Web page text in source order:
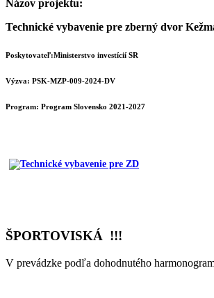
Názov projektu:
Technické vybavenie pre zberný dvor
Poskytovateľ:Ministerstvo investícií SR
Výzva: PSK-MZP-009-2024-DV
Program: Program Slovensko 2021-2027
ŠPORTOVISKÁ !!!
V prevádzke podľa dohodnutého